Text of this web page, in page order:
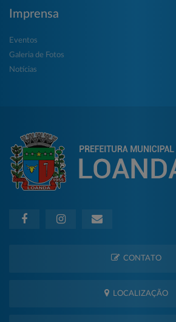
Imprensa
Eventos
Galeria de Fotos
Notícias
CONTATO
LOCALIZAÇÃO